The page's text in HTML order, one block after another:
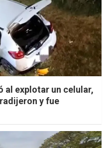
al explotar un celular,
y fue